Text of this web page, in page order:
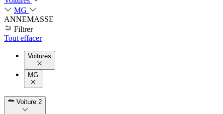
MG
ANNEMASSE
Filtrer
Tout effacer
Voitures
MG
Voiture 2